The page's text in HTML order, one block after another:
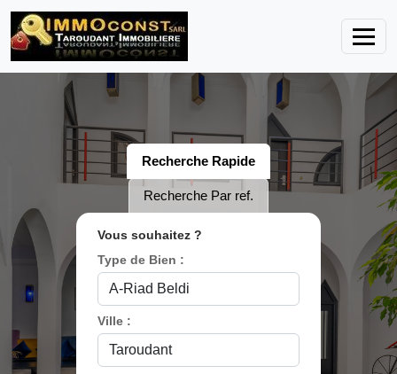
Recherche Rapide
Recherche Par ref.
Vous souhaitez ?
Type de Bien :
Ville :